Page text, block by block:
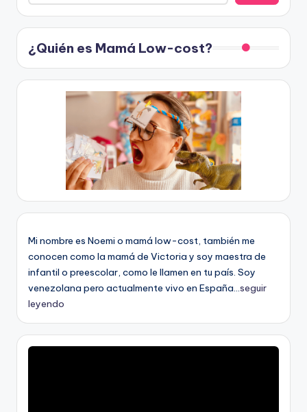
¿Quién es Mamá Low-cost?
Mi nombre es Noemi o mamá low-cost, también me
conocen como la mamá de Victoria y soy maestra de
infantil o preescolar, como le llamen en tu país. Soy
venezolana pero actualmente vivo en España...seguir
leyendo